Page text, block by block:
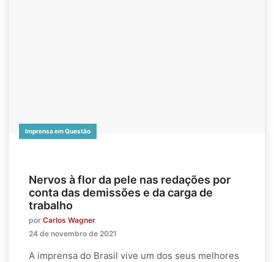
Imprensa em Questão
Nervos à flor da pele nas redações por
conta das demissões e da carga de
trabalho
por Carlos Wagner
24 de novembro de 2021
A imprensa do Brasil vive um dos seus melhores